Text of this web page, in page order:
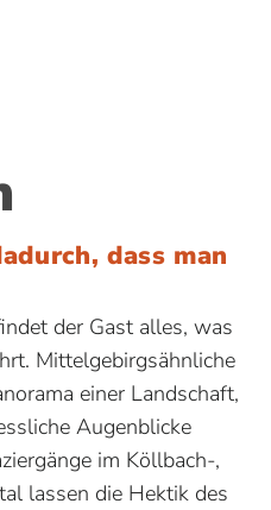
dass man
der Gast alles, was
Mittelgebirgsähnliche
einer Landschaft,
Augenblicke
im Köllbach-,
lassen die Hektik des